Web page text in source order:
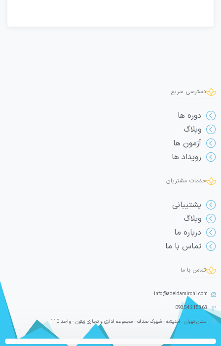
دسترسی سریع
دوره ها
وبلاگ
آزمون ها
رویداد ها
خدمات مشتریان
پشتیبانی
وبلاگ
درباره ما
تماس با ما
تماس با ما
info@adeldamirchi.com
09354215363
استان تهران - اندیشه - شهرک صدف - مجموعه اداری و تجاری زیتون - واحد 110